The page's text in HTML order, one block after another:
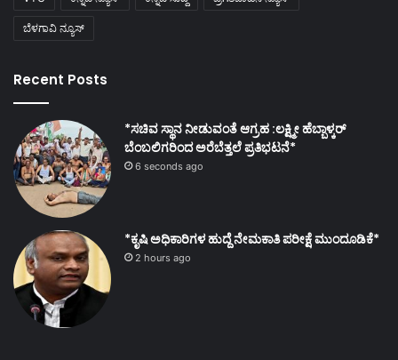
ಬೆಳಗಾವಿ ನ್ಯೂಸ್
Recent Posts
*ಸಚಿವ ಸ್ಥಾನ ನೀಡುವಂತೆ ಆಗ್ರಹ :ಲಕ್ಷ್ಮೀ ಹೆಬ್ಬಾಳ್ಕರ್
ಬೆಂಬಲಿಗರಿಂದ ಅರೆಬೆತ್ತಲೆ ಪ್ರತಿಭಟನೆ*
6 seconds ago
*ಕೃಷಿ ಅಧಿಕಾರಿಗಳ ಹುದ್ದೆ ನೇಮಕಾತಿ ಪರೀಕ್ಷೆ ಮುಂದೂಡಿಕೆ*
2 hours ago